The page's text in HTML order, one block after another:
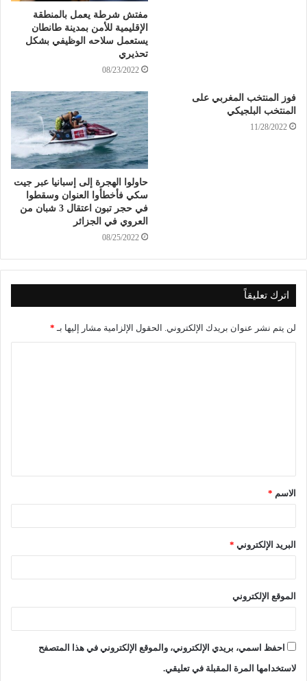
مفتش شرطة يعمل بالمنطقة
الإقليمية للأمن بمدينة طانطان
يستعمل سلاحه الوظيفي بشكل
تحذيري
08/23/2022
فوز المنتخب المغربي على
المنتخب البلجيكي
11/28/2022
حاولوا الهجرة إلى إسبانيا عبر جيت
سكي فأخطأوا العنوان وسقطوا
في حجر تبون اعتقال 3 شبان من
العروي في الجزائر
08/25/2022
اترك تعليقاً
لن يتم نشر عنوان بريدك الإلكتروني. الحقول الإلزامية مشار إليها بـ *
الاسم *
البريد الإلكتروني *
الموقع الإلكتروني
احفظ اسمي، بريدي الإلكتروني، والموقع الإلكتروني في هذا المتصفح
لاستخدامها المرة المقبلة في تعليقي.